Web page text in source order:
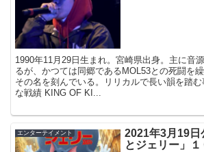
1990年11月29日生まれ。宮崎県出身。主に音
るが、かつては同郷であるMOL53との死闘を
その名を刻んでいる。リリカルで長い韻を踏
な戦績 KING OF KI...
エンターテイメント
2021年3月19日
とジェリー」